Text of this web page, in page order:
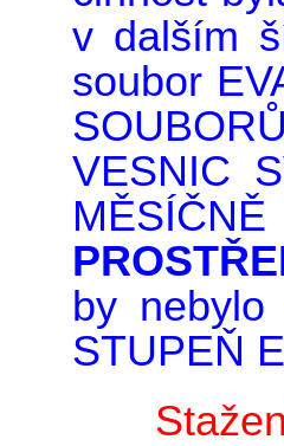
v dalším
soubor
VESNIC
by nebylo
STUPEŇ